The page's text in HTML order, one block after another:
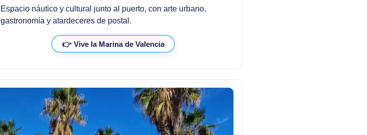
Espacio náutico y cultural junto al puerto, con arte urbano,
gastronomía y atardeceres de postal.
👉 Vive la Marina de Valencia